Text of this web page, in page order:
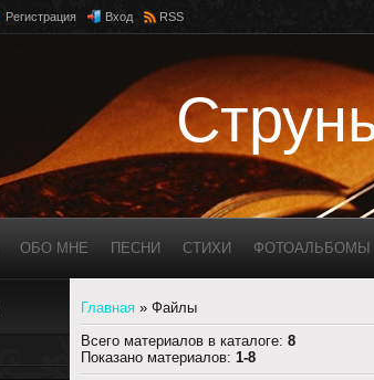
Регистрация Вход RSS
ОБО МНЕ ПЕСНИ СТИХИ ФОТОАЛЬБОМЫ
Главная » Файлы
Всего материалов в каталоге: 8
Показано материалов: 1-8